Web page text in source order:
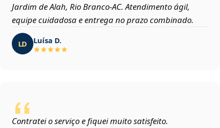
Jardim de Alah, Rio Branco‑AC. Atendimento ágil,
equipe cuidadosa e entrega no prazo combinado.
LD Luísa D.
Contratei o serviço e fiquei muito satisfeito.